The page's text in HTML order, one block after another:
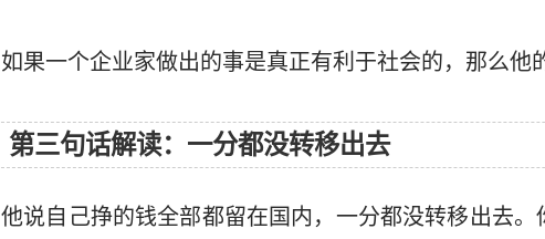
如果一个企业家做出的事是真正有利于社会的，那么他
第三句话解读：一分都没转移出去
他说自己挣的钱全部都留在国内，一分都没转移出去